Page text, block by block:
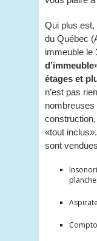
Qui plus est,
du Québec
immeuble le
étages et
n’est pas
«tout
sont